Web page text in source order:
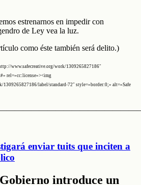
estrenarnos en impedir con
de Ley vea la luz.
como éste también será delito.)
www.safecreative.org/work/1309265827186″
rel=»cc:license»><img
1309265827186/label/standard-72″ style=»border:0;» alt=»Safe
enviar tuits que inciten a
introduce un